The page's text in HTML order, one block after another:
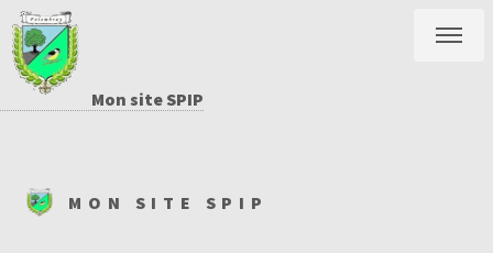
Mon site SPIP
MON SITE SPIP